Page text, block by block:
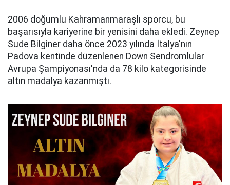
2006 doğumlu Kahramanmaraşlı sporcu, bu
başarısıyla kariyerine bir yenisini daha ekledi. Zeynep
Sude Bilginer daha önce 2023 yılında İtalya'nın
Padova kentinde düzenlenen Down Sendromlular
Avrupa Şampiyonası'nda da 78 kilo kategorisinde
altın madalya kazanmıştı.